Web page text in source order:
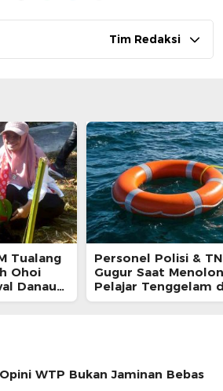
Tim Redaksi
Tualang
Ohoi
Danau
Personel Polisi &
Gugur Saat
Pelajar Tenggelam
WTP Bukan Jaminan Bebas